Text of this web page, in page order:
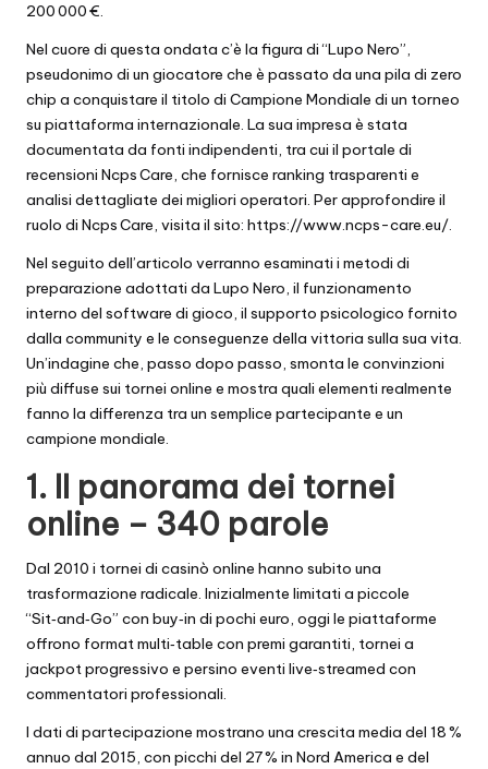
200 000 €.
Nel cuore di questa ondata c’è la figura di “Lupo Nero”,
pseudonimo di un giocatore che è passato da una pila di zero
chip a conquistare il titolo di Campione Mondiale di un torneo
su piattaforma internazionale. La sua impresa è stata
documentata da fonti indipendenti, tra cui il portale di
recensioni Ncps Care, che fornisce ranking trasparenti e
analisi dettagliate dei migliori operatori. Per approfondire il
ruolo di Ncps Care, visita il sito: https://www.ncps-care.eu/.
Nel seguito dell’articolo verranno esaminati i metodi di
preparazione adottati da Lupo Nero, il funzionamento
interno del software di gioco, il supporto psicologico fornito
dalla community e le conseguenze della vittoria sulla sua vita.
Un’indagine che, passo dopo passo, smonta le convinzioni
più diffuse sui tornei online e mostra quali elementi realmente
fanno la differenza tra un semplice partecipante e un
campione mondiale.
1. Il panorama dei tornei
online – 340 parole
Dal 2010 i tornei di casinò online hanno subito una
trasformazione radicale. Inizialmente limitati a piccole
“Sit‑and‑Go” con buy‑in di pochi euro, oggi le piattaforme
offrono format multi‑table con premi garantiti, tornei a
jackpot progressivo e persino eventi live‑streamed con
commentatori professionali.
I dati di partecipazione mostrano una crescita media del 18 %
annuo dal 2015, con picchi del 27 % in Nord America e del